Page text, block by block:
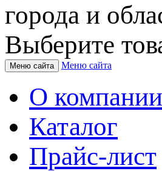
города и
Выберите
Меню сайта Меню сайта
О компании
Каталог
Прайс-лист